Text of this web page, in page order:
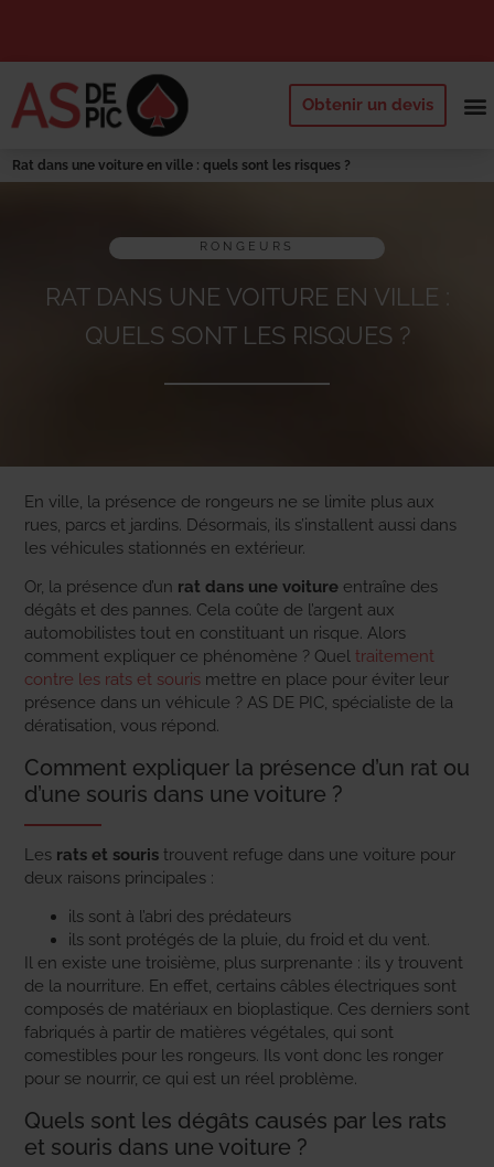
Obtenir un devis
Rat dans une voiture en ville : quels sont les risques ?
RONGEURS
RAT DANS UNE VOITURE EN VILLE :
QUELS SONT LES RISQUES ?
En ville, la présence de rongeurs ne se limite plus aux
rues, parcs et jardins. Désormais, ils s’installent aussi dans
les véhicules stationnés en extérieur.
Or, la présence d’un rat dans une voiture entraîne des
dégâts et des pannes. Cela coûte de l’argent aux
automobilistes tout en constituant un risque. Alors
comment expliquer ce phénomène ? Quel traitement
contre les rats et souris mettre en place pour éviter leur
présence dans un véhicule ? AS DE PIC, spécialiste de la
dératisation, vous répond.
Comment expliquer la présence d’un rat ou
d’une souris dans une voiture ?
Les rats et souris trouvent refuge dans une voiture pour
deux raisons principales :
ils sont à l’abri des prédateurs
ils sont protégés de la pluie, du froid et du vent.
Il en existe une troisième, plus surprenante : ils y trouvent
de la nourriture. En effet, certains câbles électriques sont
composés de matériaux en bioplastique. Ces derniers sont
fabriqués à partir de matières végétales, qui sont
comestibles pour les rongeurs. Ils vont donc les ronger
pour se nourrir, ce qui est un réel problème.
Quels sont les dégâts causés par les rats
et souris dans une voiture ?